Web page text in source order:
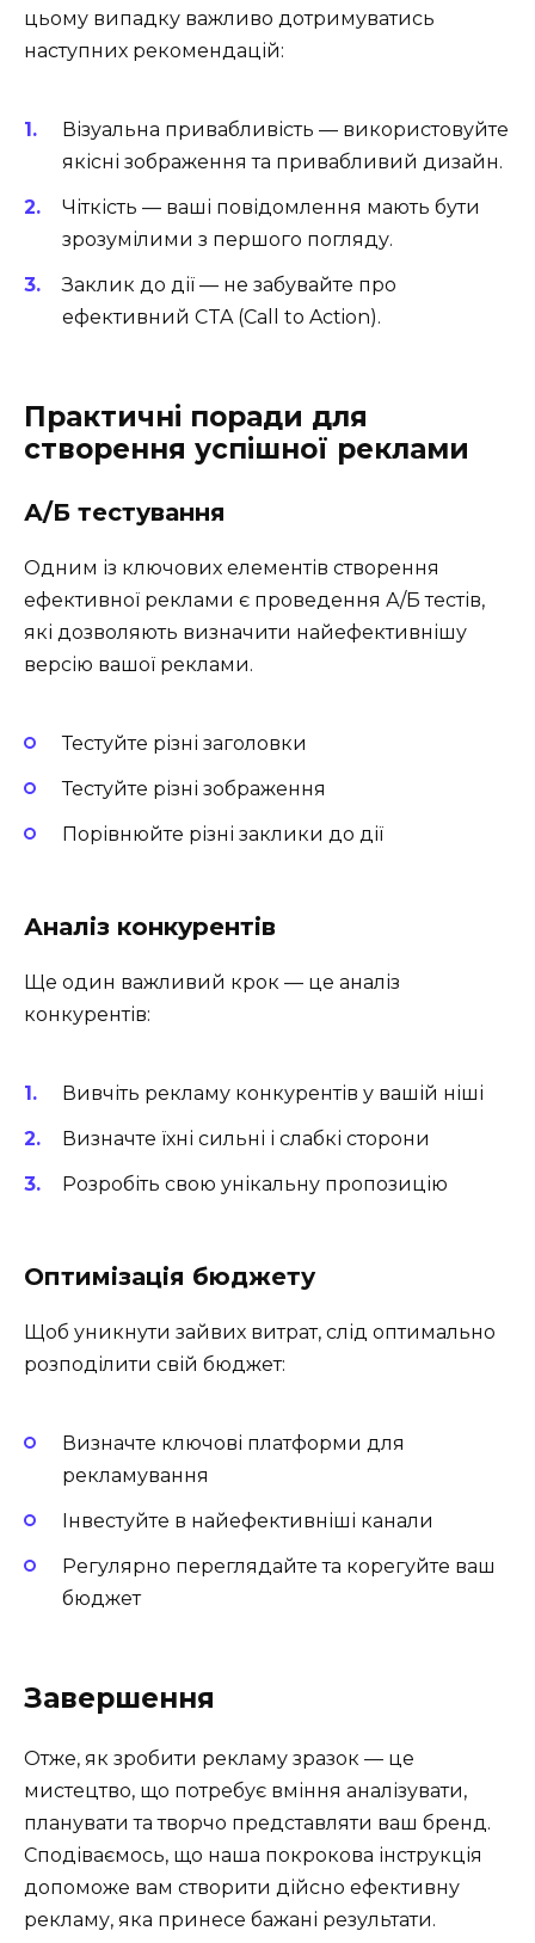
цьому випадку важливо дотримуватись
наступних рекомендацій:
Візуальна привабливість — використовуйте
якісні зображення та привабливий дизайн.
Чіткість — ваші повідомлення мають бути
зрозумілими з першого погляду.
Заклик до дії — не забувайте про
ефективний CTA (Call to Action).
Практичні поради для
створення успішної реклами
А/Б тестування
Одним із ключових елементів створення
ефективної реклами є проведення А/Б тестів,
які дозволяють визначити найефективнішу
версію вашої реклами.
Тестуйте різні заголовки
Тестуйте різні зображення
Порівнюйте різні заклики до дії
Аналіз конкурентів
Ще один важливий крок — це аналіз
конкурентів:
Вивчіть рекламу конкурентів у вашій ніші
Визначте їхні сильні і слабкі сторони
Розробіть свою унікальну пропозицію
Оптимізація бюджету
Щоб уникнути зайвих витрат, слід оптимально
розподілити свій бюджет:
Визначте ключові платформи для
рекламування
Інвестуйте в найефективніші канали
Регулярно переглядайте та корегуйте ваш
бюджет
Завершення
Отже, як зробити рекламу зразок — це
мистецтво, що потребує вміння аналізувати,
планувати та творчо представляти ваш бренд.
Сподіваємось, що наша покрокова інструкція
допоможе вам створити дійсно ефективну
рекламу, яка принесе бажані результати.